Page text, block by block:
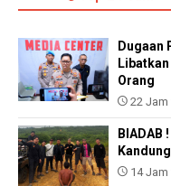
Dugaan
Orang
22 Jam
BIADAB
14 Jam